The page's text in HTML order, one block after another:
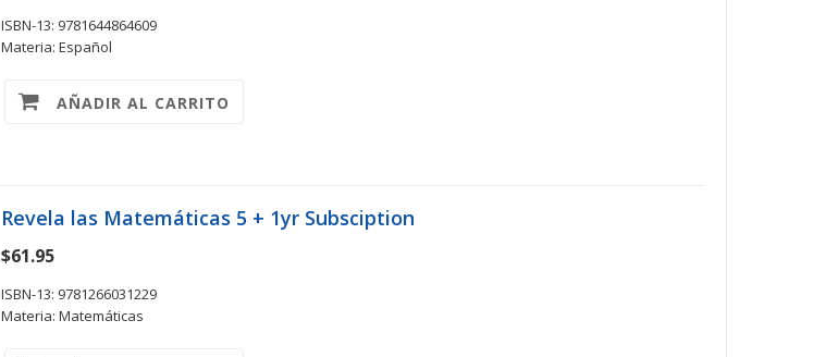
ISBN-13: 9781644864609
Materia: Español
AÑADIR AL CARRITO
Revela las Matemáticas 5 + 1yr Subsciption
$61.95
ISBN-13: 9781266031229
Materia: Matemáticas